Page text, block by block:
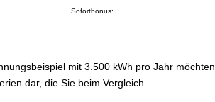
Sofortbonus:
mit 3.500 kWh pro Jahr möchten
dar, die Sie beim Vergleich